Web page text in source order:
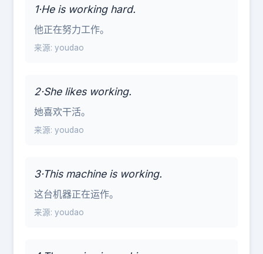
1·He is working hard.
他正在努力工作。
来源: youdao
2·She likes working.
她喜欢干活。
来源: youdao
3·This machine is working.
这台机器正在运作。
来源: youdao